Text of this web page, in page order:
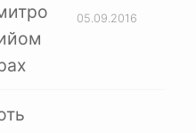
05.09.2016